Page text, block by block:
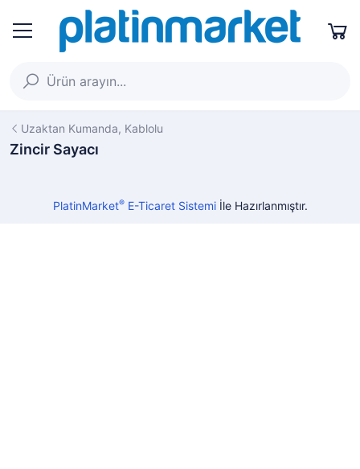
Uzaktan Kumanda, Kablolu
Zincir Sayacı
PlatinMarket®E-Ticaret Sistemiİle Hazırlanmıştır.